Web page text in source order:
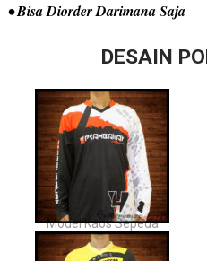
• Bisa Diorder Darimana Saja
DESAIN
Model Kaos Sepeda